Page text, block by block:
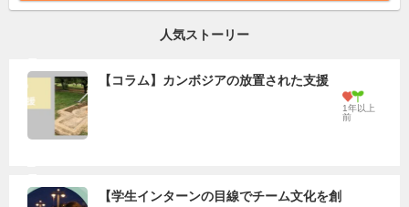
人気ストーリー
【コラム】カンボジアの放置された支援
1年以上
前
【学生インターンの目線でチーム文化を創